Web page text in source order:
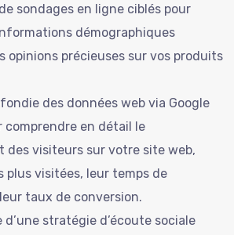
sondages en ligne ciblés pour
démographiques
opinions précieuses sur vos produits
des données web via Google
comprendre en détail le
des visiteurs sur votre site web,
plus visitées, leur temps de
taux de conversion.
stratégie d’écoute sociale